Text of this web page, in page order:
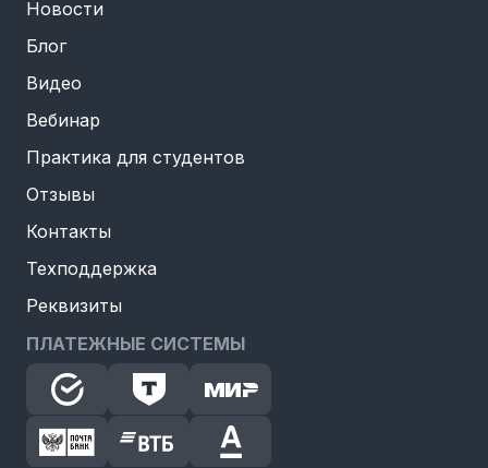
Новости
Блог
Видео
Вебинар
Практика для студентов
Отзывы
Контакты
Техподдержка
Реквизиты
ПЛАТЕЖНЫЕ СИСТЕМЫ